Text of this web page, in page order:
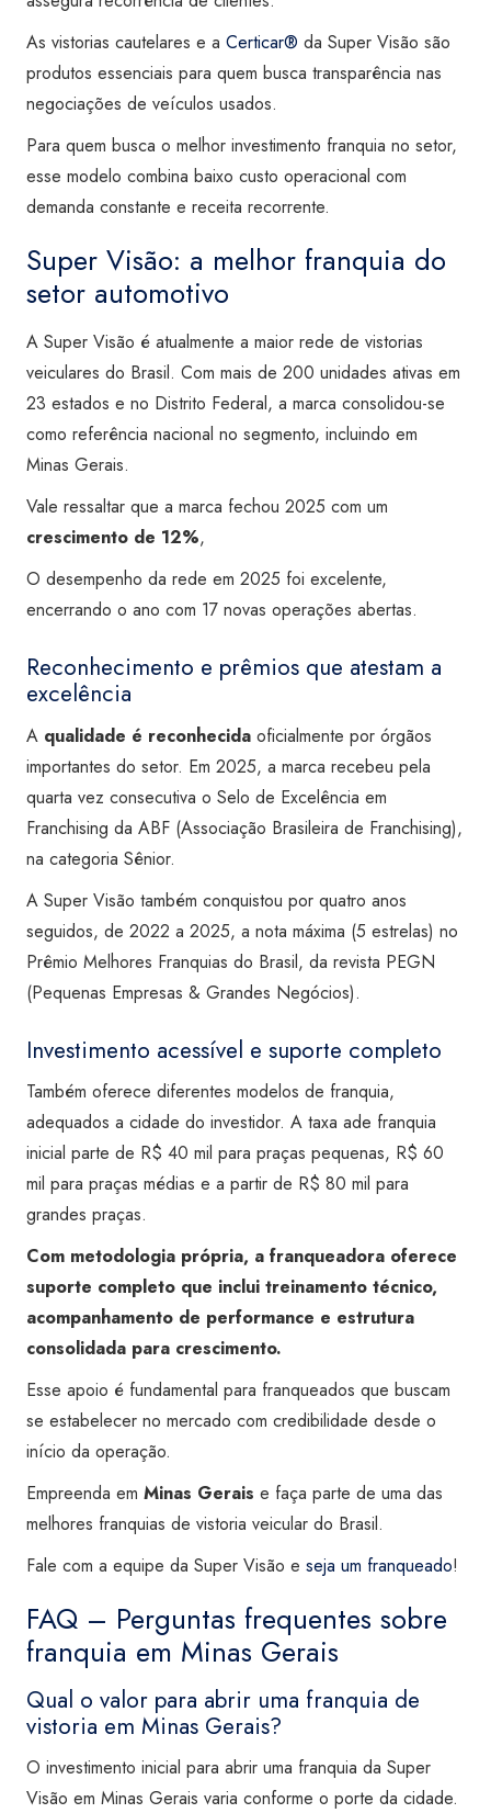
As vistorias cautelares e a Certicar® da Super Visão são
produtos essenciais para quem busca transparência nas
negociações de veículos usados.
Para quem busca o melhor investimento franquia no setor,
esse modelo combina baixo custo operacional com
demanda constante e receita recorrente.
Super Visão: a melhor franquia do
setor automotivo
A Super Visão é atualmente a maior rede de vistorias
veiculares do Brasil. Com mais de 200 unidades ativas em
23 estados e no Distrito Federal, a marca consolidou-se
como referência nacional no segmento, incluindo em
Minas Gerais.
Vale ressaltar que a marca fechou 2025 com um
crescimento de 12%,
O desempenho da rede em 2025 foi excelente,
encerrando o ano com 17 novas operações abertas.
Reconhecimento e prêmios que atestam a
excelência
A qualidade é reconhecida oficialmente por órgãos
importantes do setor. Em 2025, a marca recebeu pela
quarta vez consecutiva o Selo de Excelência em
Franchising da ABF (Associação Brasileira de Franchising),
na categoria Sênior.
A Super Visão também conquistou por quatro anos
seguidos, de 2022 a 2025, a nota máxima (5 estrelas) no
Prêmio Melhores Franquias do Brasil, da revista PEGN
(Pequenas Empresas & Grandes Negócios).
Investimento acessível e suporte completo
Também oferece diferentes modelos de franquia,
adequados a cidade do investidor. A taxa ade franquia
inicial parte de R$ 40 mil para praças pequenas, R$ 60
mil para praças médias e a partir de R$ 80 mil para
grandes praças.
Com metodologia própria, a franqueadora oferece
suporte completo que inclui treinamento técnico,
acompanhamento de performance e estrutura
consolidada para crescimento.
Esse apoio é fundamental para franqueados que buscam
se estabelecer no mercado com credibilidade desde o
início da operação.
Empreenda em Minas Gerais e faça parte de uma das
melhores franquias de vistoria veicular do Brasil.
Fale com a equipe da Super Visão e seja um franqueado!
FAQ – Perguntas frequentes sobre
franquia em Minas Gerais
Qual o valor para abrir uma franquia de
vistoria em Minas Gerais?
O investimento inicial para abrir uma franquia da Super
Visão em Minas Gerais varia conforme o porte da cidade.